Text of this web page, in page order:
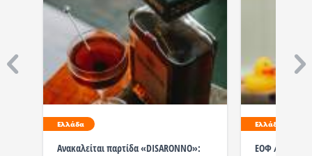
Ελλάδα
Ανακαλείται παρτίδα «DISARONNO»:
Ελλάδα
ΕΟΦ /